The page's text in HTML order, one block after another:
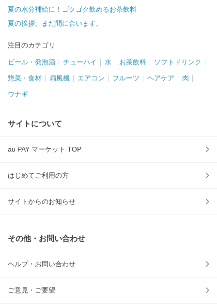
夏の水分補給に！ゴクゴク飲めるお茶飲料
夏の挨拶、まだ間に合います。
注目のカテゴリ
ビール・発泡酒 チューハイ 水 お茶飲料 ソフトドリンク
惣菜・食材 扇風機 エアコン フルーツ ヘアケア 肉
ウナギ
サイトについて
au PAY マーケット TOP
はじめてご利用の方
サイトからのお知らせ
その他・お問い合わせ
ヘルプ・お問い合わせ
ご意見・ご要望